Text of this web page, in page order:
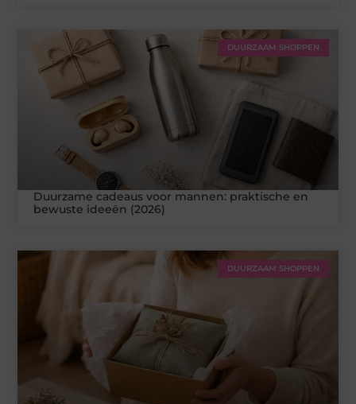
DUURZAAM SHOPPEN
Duurzame cadeaus voor mannen: praktische en
bewuste ideeën (2026)
DUURZAAM SHOPPEN